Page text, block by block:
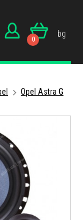
0
bg
Opel Astra G